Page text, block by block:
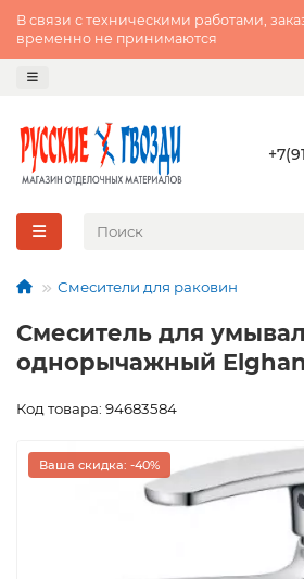
В связи с техническими работами,
временно не принимаются
Смесители для раковин
Смеситель для
однорычажный
Код товара: 94683584
Ваша скидка: -40%